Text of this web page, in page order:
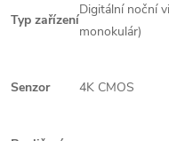
Typ zařízení
Digitální noční
monokulár)
Senzor 4K CMOS